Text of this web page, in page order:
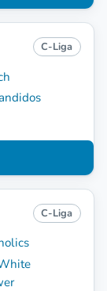
C-Liga
C-Liga